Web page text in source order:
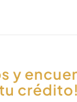
y
crédito!